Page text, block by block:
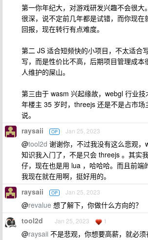
第一你年纪大，对游戏研发兴趣不会很大
很深，说不定前几年都是试错，而你现在
回报，现在转行有点难度。
第二 JS 适合短频快的小项目，不太适合
写，而是性价比不高，后期项目管理成本
人维护的屎山。
第三由于 wasm 兴起缘故，webgl 行业
年楼主 35 岁时，threejs 还是不是占市场
说。
raysaii OP Jan 25, 2023
@tool2d 谢谢你，不过我没有这么悲观
知识我入门了，不是只会 threejs 。其实
仔，现在也是用 lua ，哈哈哈。而且前端
我现在就在用啊，挺好用的。
raysaii OP Jan 25, 2023
@revalue 想了解下，你做什么方向的？
tool2d Jan 25, 2023 1
@raysaii 不是悲观，你想要高薪，就必